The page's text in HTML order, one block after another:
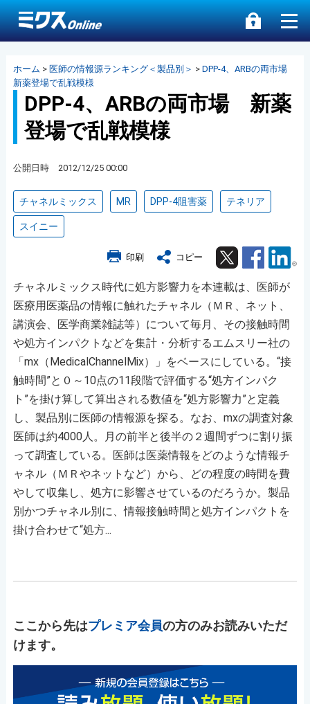
ホーム > 医師の情報源ランキング＜製品別＞ > DPP-4、ARBの両市場
新薬登場で乱戦模様
DPP-4、ARBの両市場 新薬
登場で乱戦模様
公開日時 2012/12/25 00:00
チャネルミックス MR DPP-4阻害薬 テネリア
スイニー
印刷 コピー Twitter Facebook
チャネルミックス時代に処方影響力を本連載は、医師が
医療用医薬品の情報に触れたチャネル（ＭＲ、ネット、
講演会、医学商業雑誌等）について毎月、その接触時間
や処方インパクトなどを集計・分析するエムスリー社の
「mx（MedicalChannelMix）」をベースにしている。“接
触時間”と０～10点の11段階で評価する“処方インパク
ト”を掛け算して算出される数値を“処方影響力”と定義
し、製品別に医師の情報源を探る。なお、mxの調査対象
医師は約4000人。月の前半と後半の２週間ずつに割り振
って調査している。医師は医薬情報をどのような情報チ
ャネル（ＭＲやネットなど）から、どの程度の時間を費
やして収集し、処方に影響させているのだろうか。製品
別かつチャネル別に、情報接触時間と処方インパクトを
掛け合わせて“処方...
ここから先はプレミア会員の方のみお読みいただ
けます。